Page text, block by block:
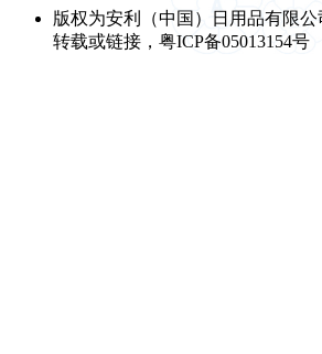
版权为安利（中国）日用品有限
转载或链接，粤ICP备05013154号